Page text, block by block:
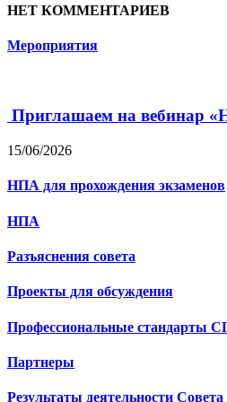
НЕТ КОММЕНТАРИЕВ
Мероприятия
Приглашаем на вебинар
15/06/2026
НПА для прохождения экзаменов
НПА
Разъяснения совета
Проекты для обсуждения
Профессиональные стандарты
Партнеры
Результаты деятельности Совета